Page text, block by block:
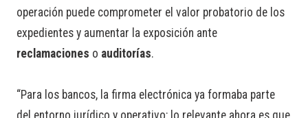
operación puede comprometer el valor probatorio de los
expedientes y aumentar la exposición ante
reclamaciones o auditorías.
“Para los bancos, la firma electrónica ya formaba parte